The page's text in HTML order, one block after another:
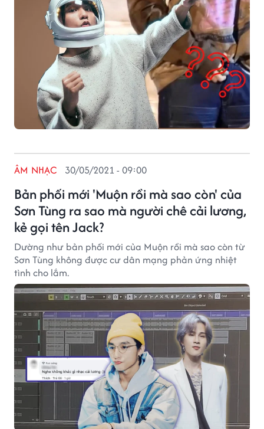
Bản phối mới 'Muộn rồi mà sao còn' của
Sơn Tùng ra sao mà người chê cải lương,
kẻ gọi tên Jack?
ÂM NHẠC 30/05/2021 - 09:00
Dường như bản phối mới của Muộn rồi mà sao còn từ
Sơn Tùng không được cư dân mạng phản ứng nhiệt
tình cho lắm.